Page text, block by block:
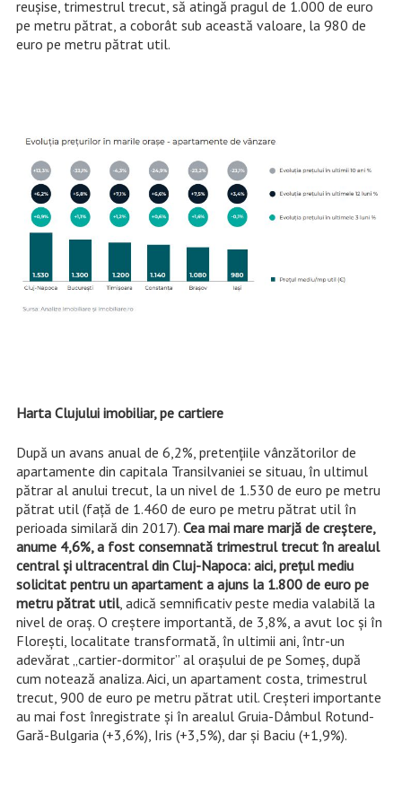
reușise, trimestrul trecut, să atingă pragul de 1.000 de euro
pe metru pătrat, a coborât sub această valoare, la 980 de
euro pe metru pătrat util.
Harta Clujului imobiliar, pe cartiere
După un avans anual de 6,2%, pretențiile vânzătorilor de
apartamente din capitala Transilvaniei se situau, în ultimul
pătrar al anului trecut, la un nivel de 1.530 de euro pe metru
pătrat util (față de 1.460 de euro pe metru pătrat util în
perioada similară din 2017). Cea mai mare marjă de creștere,
anume 4,6%, a fost consemnată trimestrul trecut în arealul
central și ultracentral din Cluj-Napoca: aici, prețul mediu
solicitat pentru un apartament a ajuns la 1.800 de euro pe
metru pătrat util, adică semnificativ peste media valabilă la
nivel de oraș. O creștere importantă, de 3,8%, a avut loc și în
Florești, localitate transformată, în ultimii ani, într-un
adevărat „cartier-dormitor” al orașului de pe Someș, după
cum notează analiza. Aici, un apartament costa, trimestrul
trecut, 900 de euro pe metru pătrat util. Creșteri importante
au mai fost înregistrate și în arealul Gruia-Dâmbul Rotund-
Gară-Bulgaria (+3,6%), Iris (+3,5%), dar și Baciu (+1,9%).